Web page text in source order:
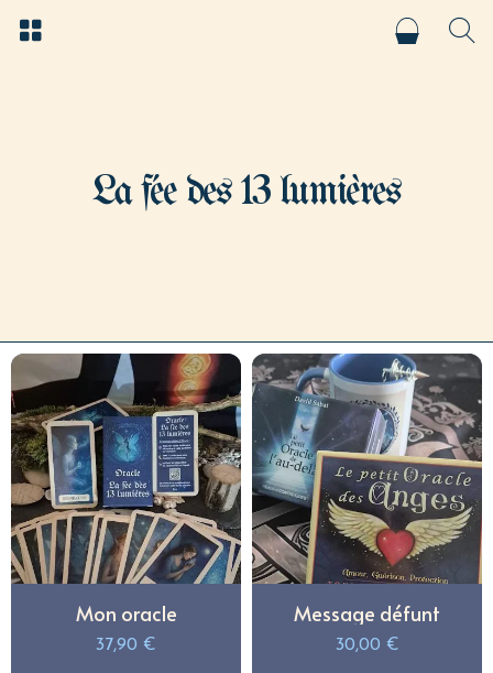
La fée des 13 lumières
Mon oracle
37,90 €
Message défunt
30,00 €